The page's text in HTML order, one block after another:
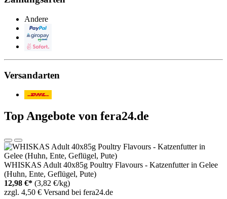
Andere
Versandarten
Top Angebote von fera24.de
WHISKAS Adult 40x85g Poultry Flavours - Katzenfutter in Gelee
(Huhn, Ente, Geflügel, Pute)
12,98 €* (3,82 €/kg)
zzgl. 4,50 € Versand bei fera24.de